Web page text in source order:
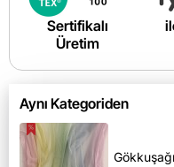
Sertifikalı
Üretim
Aynı Kategoriden